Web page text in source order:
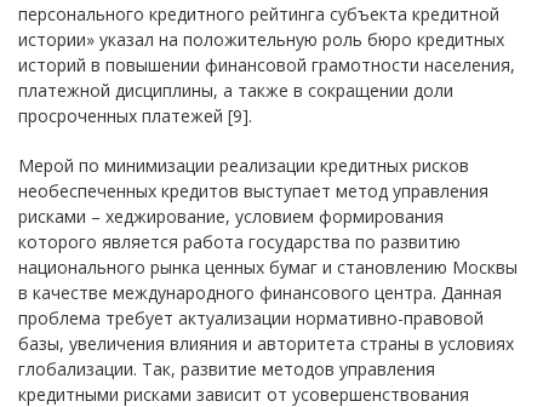
персонального кредитного рейтинга субъекта кредитной
истории» указал на положительную роль бюро кредитных
историй в повышении финансовой грамотности населения,
платежной дисциплины, а также в сокращении доли
просроченных платежей [9].
Мерой по минимизации реализации кредитных рисков
необеспеченных кредитов выступает метод управления
рисками – хеджирование, условием формирования
которого является работа государства по развитию
национального рынка ценных бумаг и становлению Москвы
в качестве международного финансового центра. Данная
проблема требует актуализации нормативно-правовой
базы, увеличения влияния и авторитета страны в условиях
глобализации. Так, развитие методов управления
кредитными рисками зависит от усовершенствования